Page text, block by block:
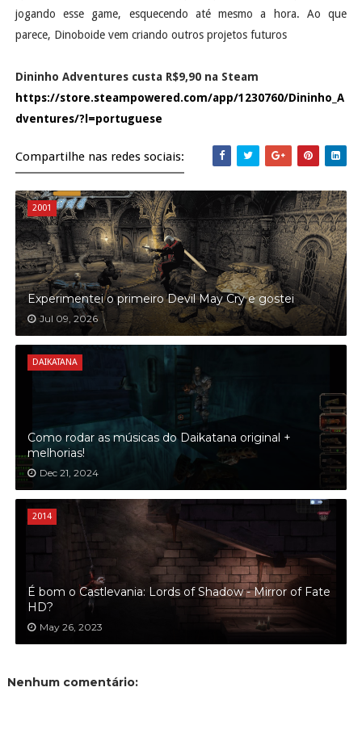
jogando esse game, esquecendo até mesmo a hora. Ao que
parece, Dinoboide vem criando outros projetos futuros
Dininho Adventures custa R$9,90 na Steam
https://store.steampowered.com/app/1230760/Dininho_A
dventures/?l=portuguese
Compartilhe nas redes sociais:
2001
Experimentei o primeiro Devil May Cry e gostei
Jul 09, 2026
DAIKATANA
Como rodar as músicas do Daikatana original +
melhorias!
Dec 21, 2024
2014
É bom o Castlevania: Lords of Shadow - Mirror of Fate
HD?
May 26, 2023
Nenhum comentário: